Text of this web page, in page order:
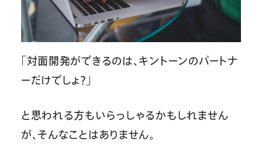
「対面開発ができるのは、キントーンのパートナ
ーだけでしょ？」
と思われる方もいらっしゃるかもしれません
が、そんなことはありません。